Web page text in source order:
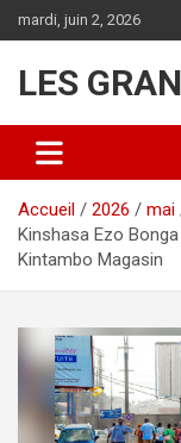
au
mardi, juin 2, 2026
LES
Accueil 2026 mai
Kinshasa Ezo
Kintambo Magasin